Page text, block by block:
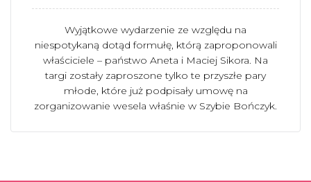
Wyjątkowe wydarzenie ze względu na
niespotykaną dotąd formułę, którą zaproponowali
właściciele – państwo Aneta i Maciej Sikora. Na
targi zostały zaproszone tylko te przyszłe pary
młode, które już podpisały umowę na
zorganizowanie wesela właśnie w Szybie Bończyk.